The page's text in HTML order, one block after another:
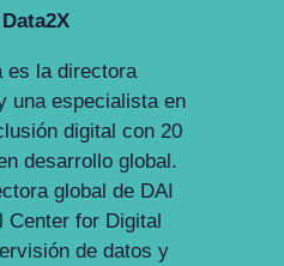
es la directora
una especialista en
digital con 20
desarrollo global.
global de DAI
Center for Digital
de datos y